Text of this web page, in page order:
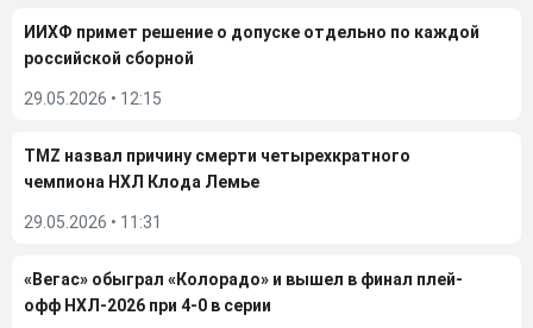
ИИХФ примет решение о допуске отдельно по каждой
российской сборной
29.05.2026 • 12:15
TMZ назвал причину смерти четырехкратного
чемпиона НХЛ Клода Лемье
29.05.2026 • 11:31
«Вегас» обыграл «Колорадо» и вышел в финал плей-
офф НХЛ-2026 при 4-0 в серии